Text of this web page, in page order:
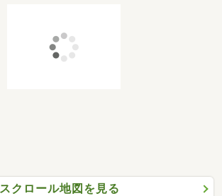
スクロール地図を見る